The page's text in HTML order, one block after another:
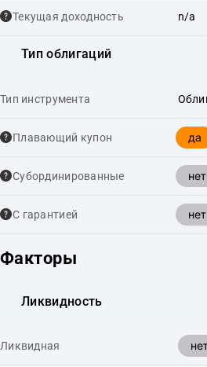
Текущая доходность n/a
Тип облигаций
Тип инструмента
Плавающий купон да
Cубординированные нет
С гарантией нет
Факторы
Ликвидность
Ликвидная